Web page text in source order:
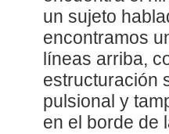
un sujeto
encontramos
líneas arriba,
estructuración
pulsional y
en el borde de